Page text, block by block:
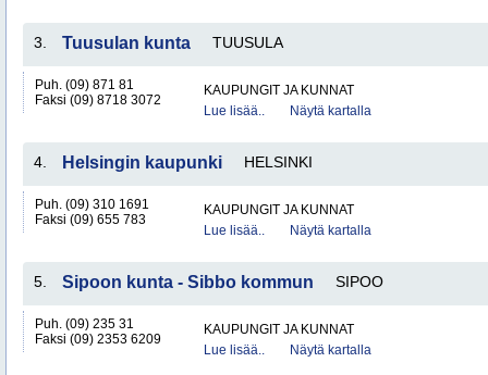
3. Tuusulan kunta TUUSULA
Puh. (09) 871 81
Faksi (09) 8718 3072
KAUPUNGIT JA KUNNAT
Lue lisää..
Näytä kartalla
4. Helsingin kaupunki HELSINKI
Puh. (09) 310 1691
Faksi (09) 655 783
KAUPUNGIT JA KUNNAT
Lue lisää..
Näytä kartalla
5. Sipoon kunta - Sibbo kommun SIPOO
Puh. (09) 235 31
Faksi (09) 2353 6209
KAUPUNGIT JA KUNNAT
Lue lisää..
Näytä kartalla